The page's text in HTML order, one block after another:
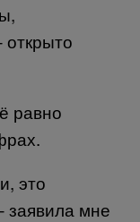
равно
это
заявила мне